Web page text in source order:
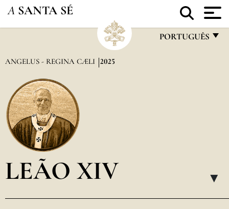
A SANTA SÉ
PORTUGUÊS
العربيّة
ANGELUS - REGINA CÆLI 2025
LEÃO XIV ▸